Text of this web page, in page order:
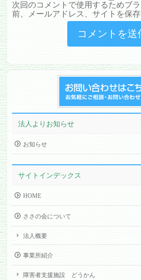
次回のコメントで使用するためブ
前、メールアドレス、サイトを保存
法人よりお知らせ
お知らせ
サイトインデックス
HOME
ささの会について
法人概要
事業所紹介
障害者支援施設 どうかん